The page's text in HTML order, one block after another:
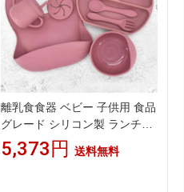
離乳食食器 ベビー 子供用 食品
グレード シリコン製 ランチプ
レート 一体型 三つ仕切り 食事
用 滑り止め 7点セット 1歳以上
5,373円 送料無料